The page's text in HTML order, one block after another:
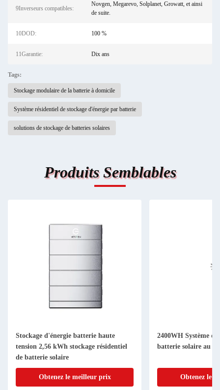
9Inverseurs compatibles:
Novgen, Megarevo, Solplanet, Growatt, et ainsi
de suite.
10DOD: 100 %
11Garantie: Dix ans
Tags:
Stockage modulaire de la batterie à domicile
Système résidentiel de stockage d'énergie par batterie
solutions de stockage de batteries solaires
Produits Semblables
Stockage d'énergie batterie haute
tension 2,56 kWh stockage résidentiel
de batterie solaire
Obtenez le meilleur prix
2400WH Système de
batterie solaire au
Obtenez le